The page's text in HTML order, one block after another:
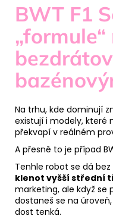
BWT F1
„formule“
Na trhu, kde dominují
existují i modely, které
překvapí v reálném
A přesně to je případ
Tenhle robot se dá
klenot vyšší střední
marketing, ale když se
dostaneš se na
dost tenká.